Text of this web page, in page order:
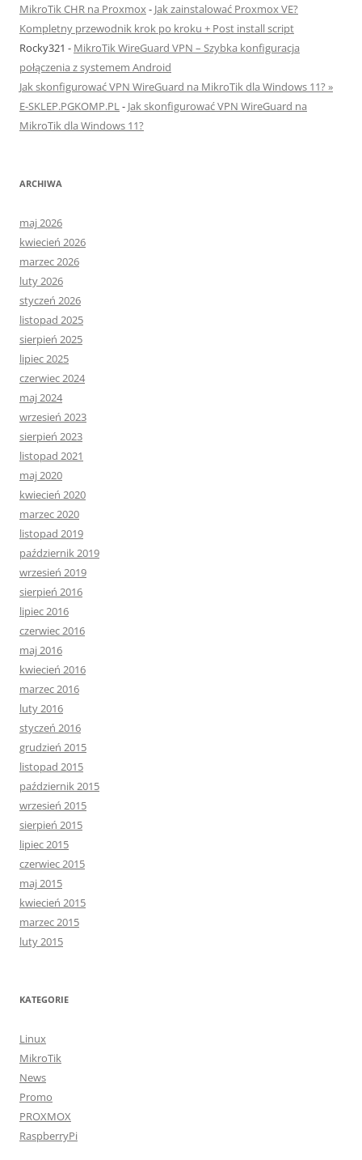
MikroTik CHR na Proxmox- Jak zainstalować Proxmox VE?
Kompletny przewodnik krok po kroku + Post install script
Rocky321 - MikroTik WireGuard VPN – Szybka konfiguracja
połączenia z systemem Android
Jak skonfigurować VPN WireGuard na MikroTik dla Windows 11? »
E-SKLEP.PGKOMP.PL- Jak skonfigurować VPN WireGuard na
MikroTik dla Windows 11?
ARCHIWA
maj 2026
kwiecień 2026
marzec 2026
luty 2026
styczeń 2026
listopad 2025
sierpień 2025
lipiec 2025
czerwiec 2024
maj 2024
wrzesień 2023
sierpień 2023
listopad 2021
maj 2020
kwiecień 2020
marzec 2020
listopad 2019
październik 2019
wrzesień 2019
sierpień 2016
lipiec 2016
czerwiec 2016
maj 2016
kwiecień 2016
marzec 2016
luty 2016
styczeń 2016
grudzień 2015
listopad 2015
październik 2015
wrzesień 2015
sierpień 2015
lipiec 2015
czerwiec 2015
maj 2015
kwiecień 2015
marzec 2015
luty 2015
KATEGORIE
Linux
MikroTik
News
Promo
PROXMOX
RaspberryPi